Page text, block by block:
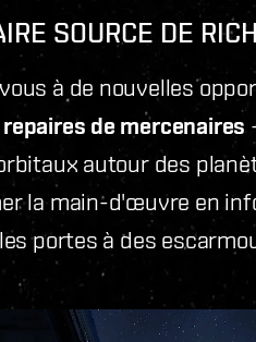
SOURCE DE
à de nouvelles
repaires de mercenaires
autour des
la main-d'œuvre en
portes à des